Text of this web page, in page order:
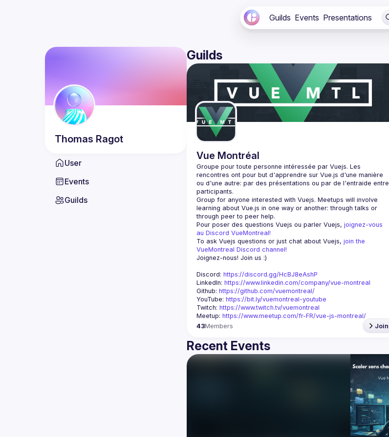
Guilds Events Presentations
Thomas Ragot
User
Events
Guilds
Guilds
Vue Montréal
Groupe pour toute personne intéressée par Vuejs. Les
rencontres ont pour but d'apprendre sur Vue.js d'une manière
ou d'une autre: par des présentations ou par de l'entraide entre
Group for anyone interested with Vuejs. Meetups will involve
learning about Vue.js in one way or another: through talks or
Pour poser des questions Vuejs ou parler Vuejs, joignez-vous
au Discord VueMontreal!
To ask Vuejs questions or just chat about Vuejs, join the
VueMontreal Discord channel!
Joignez-nous! Join us :)
Discord: https://discord.gg/HcBJ8eAshP
LinkedIn: https://www.linkedin.com/company/vue-montreal
Github: https://github.com/vuemontreal/
YouTube: https://bit.ly/vuemontreal-youtube
Twitch: https://www.twitch.tv/vuemontreal
Meetup: https://www.meetup.com/fr-FR/vue-js-montreal/
43Members Join
Recent Events